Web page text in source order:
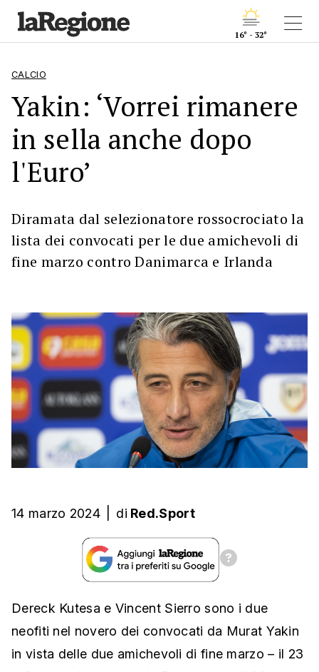
16° - 32°
CALCIO
Yakin: ‘Vorrei rimanere
in sella anche dopo
l'Euro’
Diramata dal selezionatore rossocrociato la
lista dei convocati per le due amichevoli di
fine marzo contro Danimarca e Irlanda
14 marzo 2024 di Red.Sport
Dereck Kutesa e Vincent Sierro sono i due
neofiti nel novero dei convocati da Murat Yakin
in vista delle due amichevoli di fine marzo – il 23